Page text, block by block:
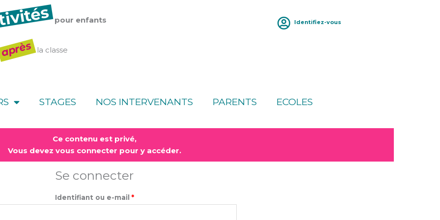
pour enfants
après la classe
Identifiez-vous
STAGES NOS INTERVENANTS PARENTS ECOLES
Ce contenu est privé,
Vous devez vous connecter pour y accéder.
Se connecter
Identifiant ou e-mail *
Obligatoire